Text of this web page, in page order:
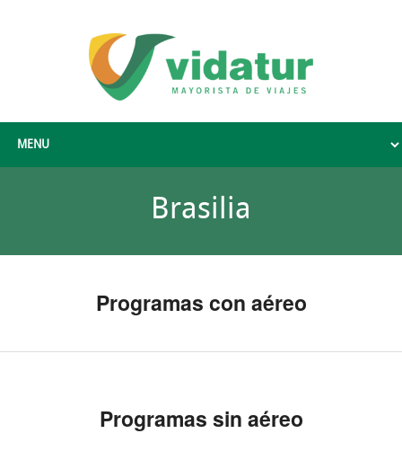
Brasilia
Programas con aéreo
Programas sin aéreo